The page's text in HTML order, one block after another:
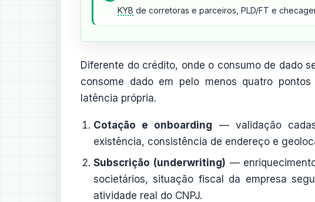
KYB de corretoras e parceiros, PLD/FT e
Diferente do crédito, onde o consumo de dado
consome dado em pelo menos quatro
latência própria.
Cotação e onboarding — validação
existência, consistência de endereço e
Subscrição (underwriting) —
societários, situação fiscal da empresa
atividade real do CNPJ.